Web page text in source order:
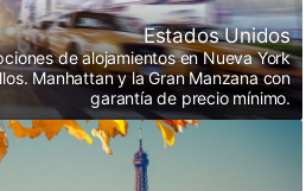
Estados Unidos
de alojamientos en Nueva York
Manhattan y la Gran Manzana con
garantía de precio mínimo.